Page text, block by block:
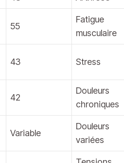
55
Fatigue
musculaire
43 Stress
42
Douleurs
chroniques
Variable
Douleurs
variées